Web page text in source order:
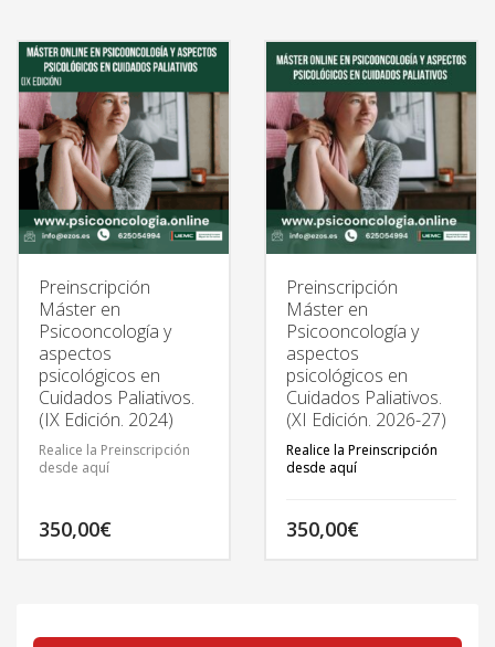
Preinscripción
Máster en
Psicooncología y
aspectos
psicológicos en
Cuidados Paliativos.
(IX Edición. 2024)
Realice la Preinscripción
desde aquí
350,00€
Preinscripción
Máster en
Psicooncología y
aspectos
psicológicos en
Cuidados Paliativos.
(XI Edición. 2026-27)
Realice la Preinscripción
desde aquí
TODA LA INFORMACIÓN
350,00€